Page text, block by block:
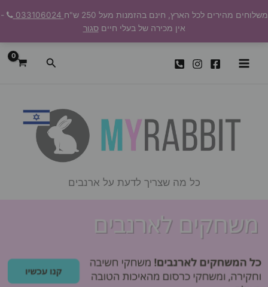
לתוכן
משלוחים מהירים לכל הארץ, חינם בהזמנות מעל 250 ש"ח
-
אין מכירה של בעלי חייםסגור
חיפוש
כל מה שצריך לדעת על ארנבים